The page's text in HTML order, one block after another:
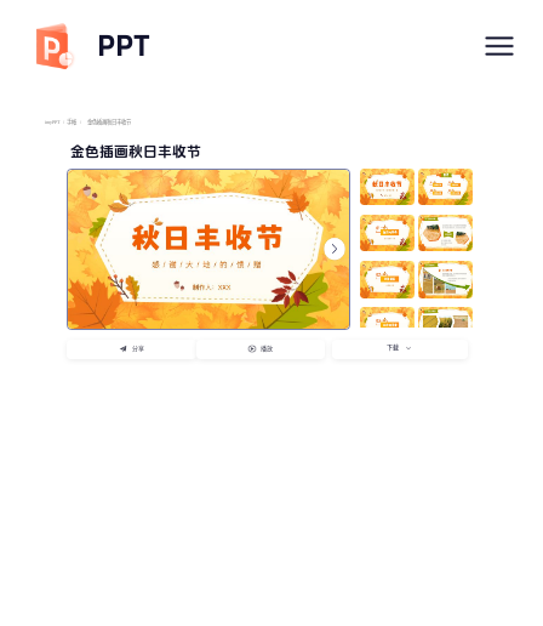
PPT
imyPPT / 手帐 / 金色插画秋日丰收节
金色插画秋日丰收节
分享 播放 下载